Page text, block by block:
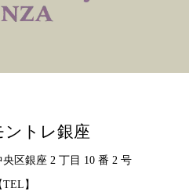
ントレ銀座
区銀座 2 丁目 10 番 2 号
TEL】